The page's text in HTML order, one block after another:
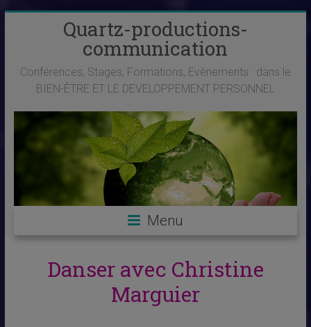
Quartz-productions-
communication
Conférences, Stages, Formations, Evènements : dans le
BIEN-ÊTRE ET LE DEVELOPPEMENT PERSONNEL
Menu
Danser avec Christine
Marguier